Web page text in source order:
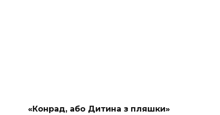
«Конрад, або Дитина з пляшки»